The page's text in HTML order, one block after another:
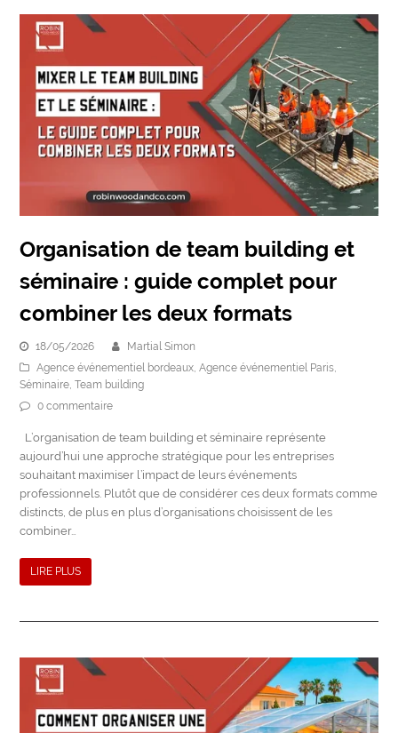
Organisation de team building et
séminaire : guide complet pour
combiner les deux formats
18/05/2026
Martial Simon
Agence événementiel bordeaux ,Agence événementiel Paris
Séminaire ,Team building
0 commentaire
L’organisation de team building et séminaire représente
aujourd’hui une approche stratégique pour les entreprises
souhaitant maximiser l’impact de leurs événements
professionnels. Plutôt que de considérer ces deux formats comme
distincts, de plus en plus d’organisations choisissent de les
combiner…
LIRE PLUS